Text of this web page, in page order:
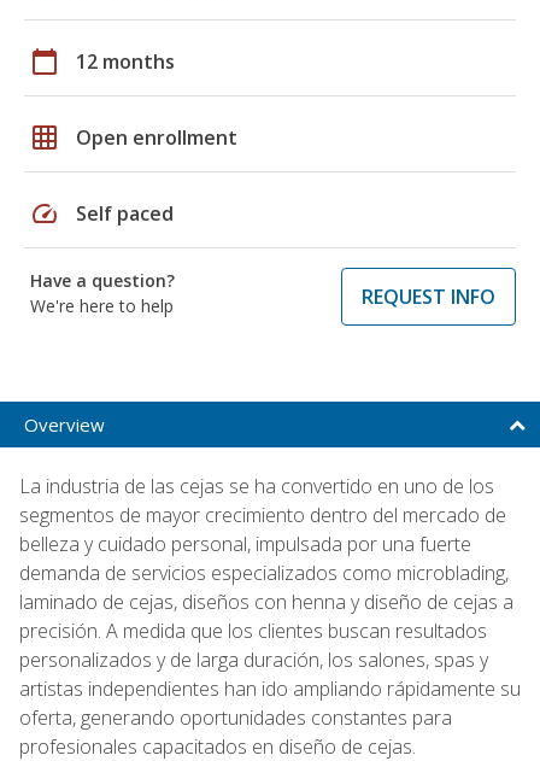
calendar_today 12 months
grid_on Open enrollment
speed Self paced
Have a question?
We're here to help
REQUEST INFO
Overview
La industria de las cejas se ha convertido en uno de los
segmentos de mayor crecimiento dentro del mercado de
belleza y cuidado personal, impulsada por una fuerte
demanda de servicios especializados como microblading,
laminado de cejas, diseños con henna y diseño de cejas a
precisión. A medida que los clientes buscan resultados
personalizados y de larga duración, los salones, spas y
artistas independientes han ido ampliando rápidamente su
oferta, generando oportunidades constantes para
profesionales capacitados en diseño de cejas.